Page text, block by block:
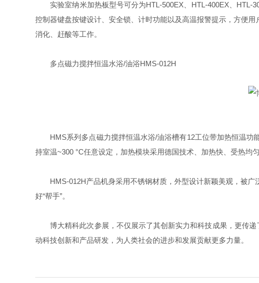
实验室纳米加热板型号可分为HTL-500EX、HTL-400EX、HTL-
控制器键盘按键设计、安全锁、计时功能以及高温报警提示，方便
消化、赶酸等工作。
多点磁力搅拌恒温水浴/油浴HMS-012H
HMS系列多点磁力搅拌恒温水浴/油浴槽有12工位带加热恒温功
持室温~300 °C任意设定，加热模块采用德国技术、加热快、受热均
HMS-012H产品机身采用不锈钢材质，外型设计新颖美观，被广
好“帮手”。
博大精科此次参展，不仅展示了其创新实力和科技成果，更传递
动科技创新和产品研发，为人类社会的进步和发展贡献更多力量。